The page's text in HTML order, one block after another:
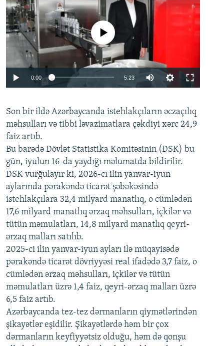
Auto 240p 360p 480p
720p 1080p
No media source currently available
0:00 5:23
360p
480p
720p
1080p
Son bir ildə Azərbaycanda istehlakçıların əczaçılıq
məhsulları və tibbi ləvazimatlara çəkdiyi xərc 24,9
faiz artıb.
Bu barədə Dövlət Statistika Komitəsinin (DSK) bu
gün, iyulun 16-da yaydığı məlumatda bildirilir.
DSK vurğulayır ki, 2026-cı ilin yanvar-iyun
aylarında pərakəndə ticarət şəbəkəsində
istehlakçılara 32,4 milyard manatlıq, o cümlədən
17,6 milyard manatlıq ərzaq məhsulları, içkilər və
tütün məmulatları, 14,8 milyard manatlıq qeyri-
ərzaq malları satılıb.
2025-ci ilin yanvar-iyun ayları ilə müqayisədə
pərakəndə ticarət dövriyyəsi real ifadədə 3,7 faiz, o
cümlədən ərzaq məhsulları, içkilər və tütün
məmulatları üzrə 1,4 faiz, qeyri-ərzaq malları üzrə
6,5 faiz artıb.
Azərbaycanda tez-tez dərmanların qiymətlərindən
şikayətlər eşidilir. Şikayətlərdə həm bir çox
dərmanların keyfiyyətsiz olduğu, həm də qonşu